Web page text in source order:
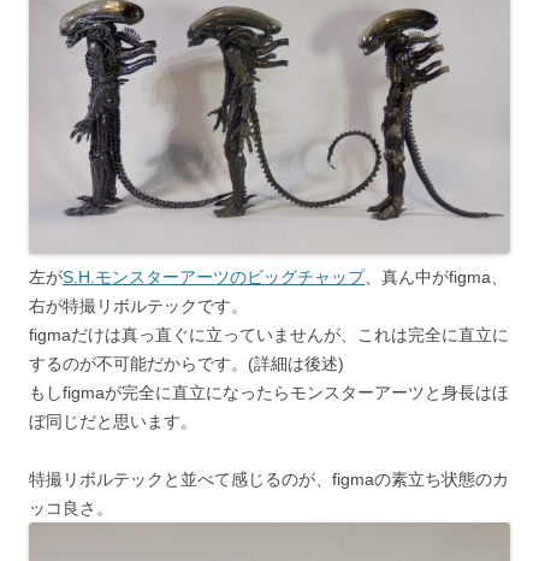
左がS.H.モンスターアーツのビッグチャップ、真ん中がfigma、
右が特撮リボルテックです。
figmaだけは真っ直ぐに立っていませんが、これは完全に直立に
するのが不可能だからです。(詳細は後述)
もしfigmaが完全に直立になったらモンスターアーツと身長はほ
ぼ同じだと思います。
特撮リボルテックと並べて感じるのが、figmaの素立ち状態のカ
ッコ良さ。